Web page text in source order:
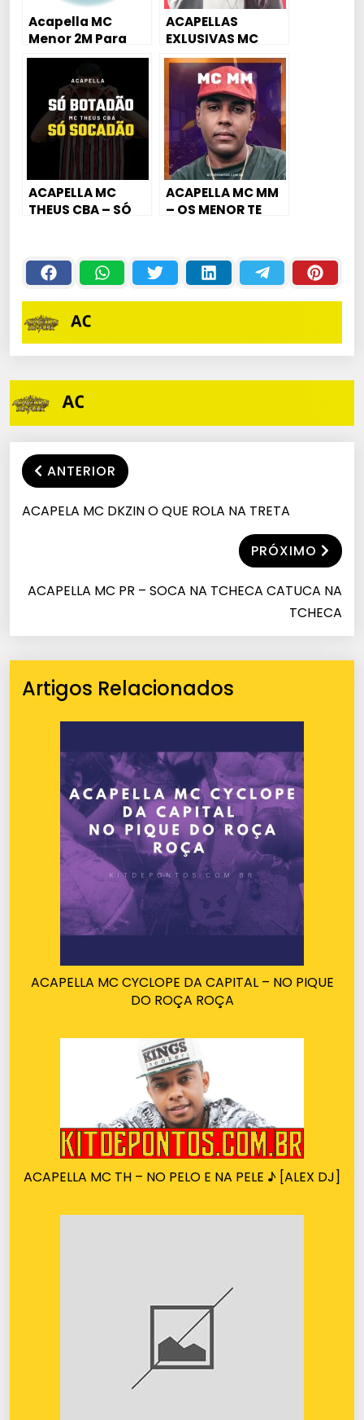
Acapella MC
Menor 2M Para
Montagens – 2M
Deejhaayy
ACAPELLAS
EXLUSIVAS MC
MINDÚ
ACAPELLA MC
THEUS CBA – SÓ
ACAPELLA MC MM
– OS MENOR TE
ANTERIOR
ACAPELA MC DKZIN O QUE ROLA NA TRETA
PRÓXIMO
ACAPELLA MC PR – SOCA NA TCHECA CATUCA NA
TCHECA
Artigos Relacionados
ACAPELLA MC CYCLOPE DA CAPITAL – NO PIQUE
DO ROÇA ROÇA
ACAPELLA MC TH – NO PELO E NA PELE ♪ [ALEX DJ]